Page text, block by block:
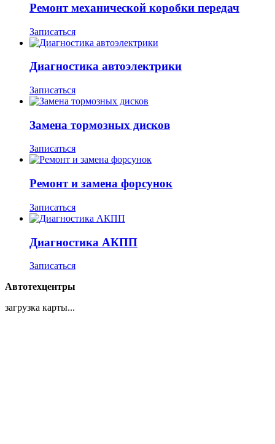
Ремонт механической коробки передач
Записаться
Диагностика автоэлектрики
Записаться
Замена тормозных дисков
Записаться
Ремонт и замена форсунок
Записаться
Диагностика АКПП
Записаться
Автотехцентры
загрузка карты...